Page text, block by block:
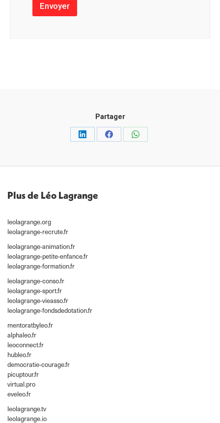
Envoyer
Partager
PartagerPartagerPartager
Plus de Léo Lagrange
leolagrange.org
leolagrange-recrute.fr
leolagrange-animation.fr
leolagrange-petite-enfance.fr
leolagrange-formation.fr
leolagrange-conso.fr
leolagrange-sport.fr
leolagrange-vieasso.fr
leolagrange-fondsdedotation.fr
mentoratbyleo.fr
alphaleo.fr
leoconnect.fr
hubleo.fr
democratie-courage.fr
picuptour.fr
virtual.pro
eveleo.fr
leolagrange.tv
leolagrange.io